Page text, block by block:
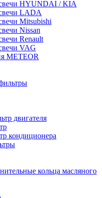
HYUNDAI / KIA
LADA
Mitsubishi
Nissan
Renault
VAG
METEOR
двигателя
кондиционера
кольца масляного